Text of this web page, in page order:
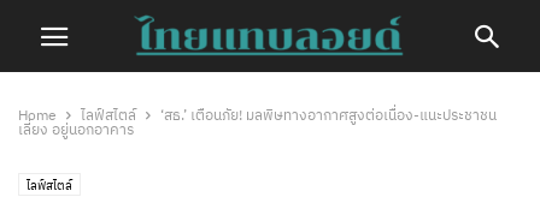
Home ไลฟ์สไตล์
‘สธ.’ เตือนภัย! มลพิษทางอากาศสูงต่อเนื่อง-แนะประชาชน
เลี่ยง อยู่นอกอาคาร
ไลฟ์สไตล์